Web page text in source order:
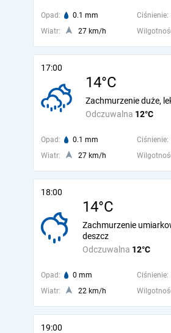
Opad: 0.1 mm Ciśnienie:
Wiatr:
27 km/h
17:00
14°C
Odczuwalna 12°C
Zachmurzenie duże,
Opad: 0.1 mm Ciśnienie:
Wiatr:
27 km/h
18:00
14°C
Odczuwalna 12°C
Zachmurzenie
deszcz
Opad: 0 mm Ciśnienie:
Wiatr:
22 km/h
19:00